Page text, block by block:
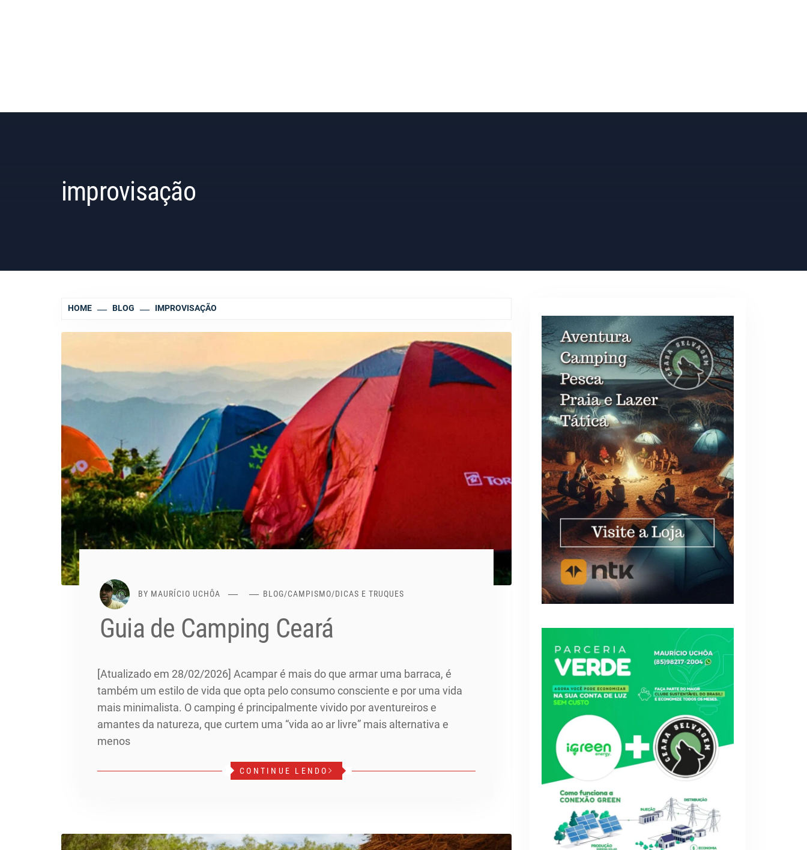
improvisação
HOME BLOG IMPROVISAÇÃO
BY MAURÍCIO UCHÔA BLOG/CAMPISMO/DICAS E TRUQUES
Guia de Camping Ceará
[Atualizado em 28/02/2026] Acampar é mais do que armar uma barraca, é
também um estilo de vida que opta pelo consumo consciente e por uma vida
mais minimalista. O camping é principalmente vivido por aventureiros e
amantes da natureza, que curtem uma “vida ao ar livre” mais alternativa e
menos
CONTINUE LENDO